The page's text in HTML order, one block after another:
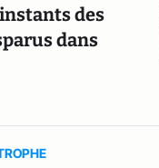
des
dans